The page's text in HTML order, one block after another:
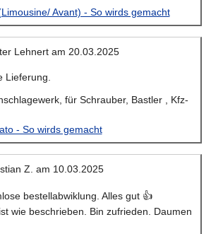
Avant) - So wirds gemacht
Lehnert am 20.03.2025
Lieferung.
für Schrauber, Bastler , Kfz-
- So wirds gemacht
Z. am 10.03.2025
bestellabwiklung. Alles gut 👍
wie beschrieben. Bin zufrieden. Daumen